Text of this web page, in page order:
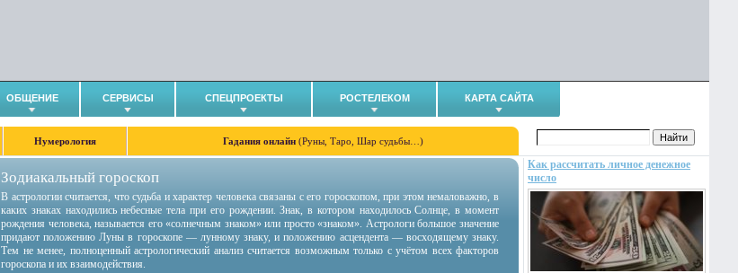
ОБЩЕНИЕ СЕРВИСЫ СПЕЦПРОЕКТЫ РОСТЕЛЕКОМ КАРТА САЙТА
Нумерология Гадания онлайн (Руны, Таро, Шар судьбы…)
Как рассчитать личное денежное
число
Зодиакальный гороскоп
В астрологии считается, что судьба и характер человека связаны с его гороскопом, при этом немаловажно, в
каких знаках находились небесные тела при его рождении. Знак, в котором находилось Солнце, в момент
рождения человека, называется его «солнечным знаком» или просто «знаком». Астрологи большое значение
придают положению Луны в гороскопе — лунному знаку, и положению асцендента — восходящему знаку.
Тем не менее, полноценный астрологический анализ считается возможным только с учётом всех факторов
гороскопа и их взаимодействия.